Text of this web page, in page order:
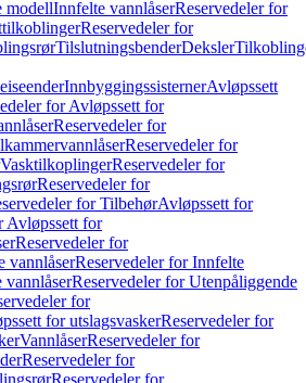
modellInnfelte vannlåserReservedeler for
Reservedeler for
TilslutningsbenderDeksler
InnbyggingssisternerAvløpssett
for Avløpssett for
Reservedeler for
Reservedeler for
VasktilkoplingerReservedeler for
Reservedeler for
for TilbehørAvløpssett for
Avløpssett for
Reservedeler for
vannlåserReservedeler for Innfelte
vannlåserReservedeler for Utenpåliggende
for
for utslagsvaskerReservedeler for
VannlåserReservedeler for
Reservedeler for
Reservedeler for